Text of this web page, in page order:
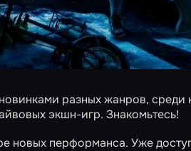
разных жанров, среди
экшн-игр. Знакомьтесь!
новых перформанса. Уже